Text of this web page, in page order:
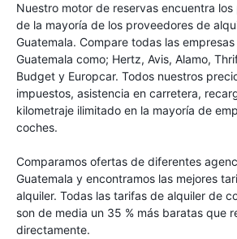
Nuestro motor de reservas encuentra
de la mayoría de los proveedores de
Guatemala. Compare todas las
Guatemala como; Hertz, Avis, Alamo,
Budget y Europcar. Todos nuestros
impuestos, asistencia en carretera,
kilometraje ilimitado en la mayoría de
coches.
Comparamos ofertas de diferentes
Guatemala y encontramos las mejores
alquiler. Todas las tarifas de alquiler de
son de media un 35 % más baratas que
directamente.